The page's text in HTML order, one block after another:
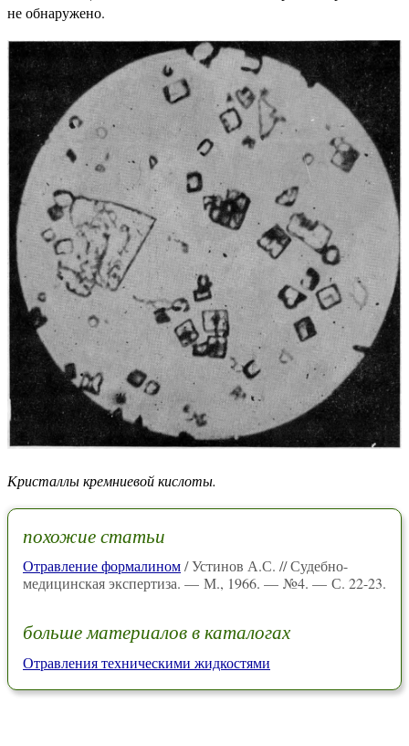
не обнаружено.
Кристаллы кремниевой кислоты.
похожие статьи
Отравление формалином/ Устинов А.С. // Судебно-
медицинская экспертиза. — М., 1966. — №4. — С. 22-23.
больше материалов в каталогах
Отравления техническими жидкостями